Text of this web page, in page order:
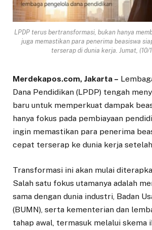
LPDP terus bertransformasi, bukan hanya
juga memastikan para penerima beasiswa
terserap di dunia kerja. Jumat, (10/
Merdekapos.com, Jakarta –
Dana Pendidikan (LPDP) tengah
baru untuk memperkuat dampak
hanya fokus pada pembiayaan
ingin memastikan para penerima
cepat terserap ke dunia kerja
Transformasi ini akan mulai
Salah satu fokus utamanya adalah
sama dengan dunia industri, Badan
(BUMN), serta kementerian dan
tahap awal, termasuk melalui skema